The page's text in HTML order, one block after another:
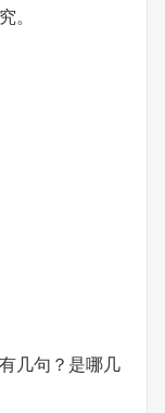
。
几句？是哪几